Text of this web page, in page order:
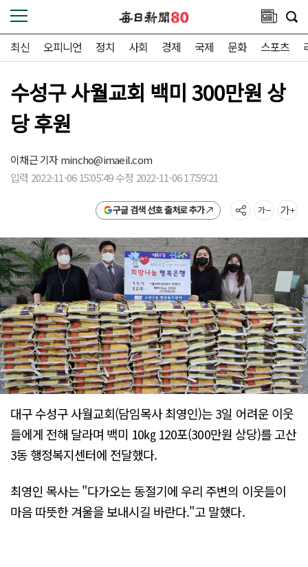
최신 오피니언 정치 사회 경제 국제 문화 스포츠
수성구 사월교회 백미 300만원 상
당 후원
이채근 기자mincho@imaeil.com
입력 2022-11-06 15:05:49 수정 2022-11-06 17:59:21
구글 검색 선호 출처로 추가
대구 수성구 사월교회(담임목사 최영인)는 3일 어려운 이웃
들에게 전해 달라며 백미 10㎏ 120포(300만원 상당)를 고산
3동 행정복지센터에 전달했다.
최영인 목사는 "다가오는 동절기에 우리 주변의 이웃들이
마음 따뜻한 겨울을 보내시길 바란다."고 말했다.